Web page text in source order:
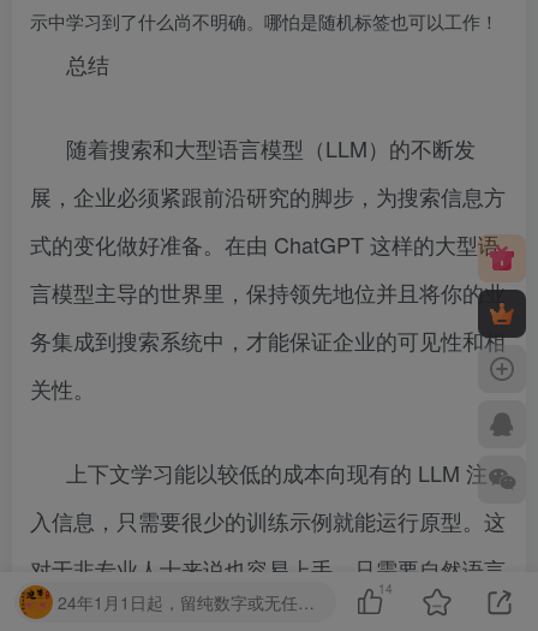
示中学习到了什么尚不明确。哪怕是随机标签也可以工作！
总结
随着搜索和大型语言模型（LLM）的不断发
展，企业必须紧跟前沿研究的脚步，为搜索信息方
式的变化做好准备。在由 ChatGPT 这样的大型语
言模型主导的世界里，保持领先地位并且将你的业
务集成到搜索系统中，才能保证企业的可见性和相
关性。
上下文学习能以较低的成本向现有的 LLM 注
入信息，只需要很少的训练示例就能运行原型。这
对于非专业人士来说也容易上手，只需要自然语言
接口即可。但是企业需要考虑将 LLM 用于商业的
24年1月1日起，留纯数字或无任何意义的字眼，第一次封禁1天，第二次7天，第三次永久！请勿提交无任何意义的字母串！
14